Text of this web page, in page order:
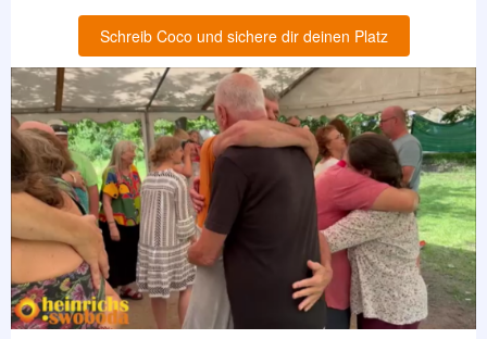
Schreib Coco und sichere dir deinen Platz